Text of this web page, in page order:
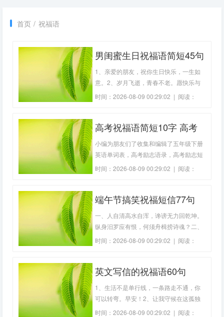
首页 / 祝福语
男闺蜜生日祝福语简短45句
1、亲爱的朋友，祝你生日快乐，一生如
意。2、岁月飞逝，青春不老。愿快乐与
您永随。3、愿甜甜的蛋糕甜蜜你的梦，
生日，祝你生日快乐，健康长随。6、今
乐！7、这一
时间：2026-08-09 00:29:02 | 阅读：
高考祝福语简短10字 高考
祝福语简短8字句(精选75
句)
小编为朋友们了收集和编辑了五年级下册
英语单词表，高考励志语录，高考励志短
句，高考励志金句，高考祝福语大全，孩
夕，晚上睡好，保证睡眠，生物钟调好，
考，
时间：2026-08-09 00:29:02 | 阅读：
端午节搞笑祝福短信77句
一、人自清高水自浑，谗谤无力回乾坤。
纵身汨罗应有恨，何须舟楫捞诗魂？二、
亲爱的老师，端午佳节到了，祝您教育的
舟，争先恐后，好热闹！一齐来过个开心
您，一
时间：2026-08-09 00:29:02 | 阅读：
英文写信的祝福语60句
1、生活不是单行线，一条路走不通，你
可以转弯。早安！2、让我守候在这孤独
的角落，默默地为你祈祷一生幸福！3、
时间：2026-08-09 00:29:02 | 阅读：